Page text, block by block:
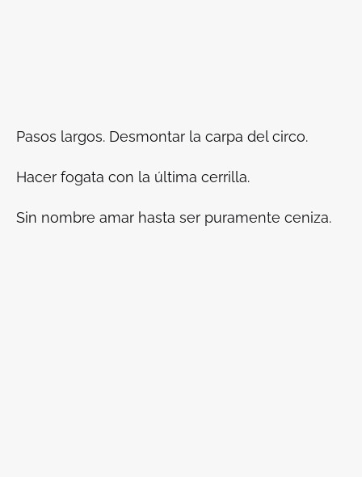
Pasos largos. Desmontar la carpa del circo.
Hacer fogata con la última cerrilla.
Sin nombre amar hasta ser puramente ceniza.